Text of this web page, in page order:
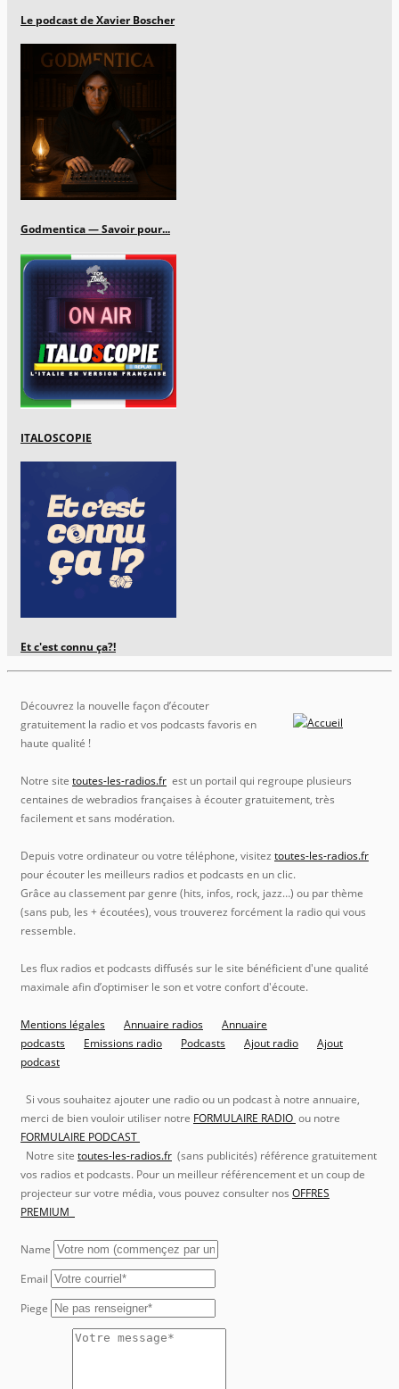
Le podcast de Xavier Boscher
Godmentica — Savoir pour...
ITALOSCOPIE
Et c'est connu ça?!
Découvrez la nouvelle façon d’écouter
gratuitement la radio et vos podcasts favoris en
haute qualité !
Notre site toutes-les-radios.fr est un portail qui regroupe plusieurs
centaines de webradios françaises à écouter gratuitement, très
facilement et sans modération.
Depuis votre ordinateur ou votre téléphone, visitez toutes-les-radios.fr
pour écouter les meilleurs radios et podcasts en un clic.
Grâce au classement par genre (hits, infos, rock, jazz…) ou par thème
(sans pub, les + écoutées), vous trouverez forcément la radio qui vous
ressemble.
Les flux radios et podcasts diffusés sur le site bénéficient d'une qualité
maximale afin d’optimiser le son et votre confort d'écoute.
Mentions légales Annuaire radios
Annuaire
podcasts
Emissions radio Podcasts Ajout radio
Ajout
podcast
Si vous souhaitez ajouter une radio ou un podcast à notre annuaire,
merci de bien vouloir utiliser notre FORMULAIRE RADIO ou notre
FORMULAIRE PODCAST
Notre site toutes-les-radios.fr (sans publicités) référence gratuitement
vos radios et podcasts. Pour un meilleur référencement et un coup de
projecteur sur votre média, vous pouvez consulter nos OFFRES
PREMIUM
Name
Email
Piege